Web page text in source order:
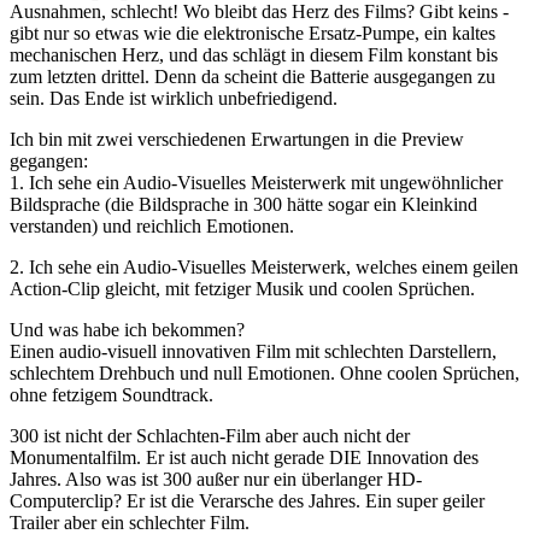
Ausnahmen, schlecht! Wo bleibt das Herz des Films? Gibt keins -
gibt nur so etwas wie die elektronische Ersatz-Pumpe, ein kaltes
mechanischen Herz, und das schlägt in diesem Film konstant bis
zum letzten drittel. Denn da scheint die Batterie ausgegangen zu
sein. Das Ende ist wirklich unbefriedigend.
Ich bin mit zwei verschiedenen Erwartungen in die Preview
gegangen:
1. Ich sehe ein Audio-Visuelles Meisterwerk mit ungewöhnlicher
Bildsprache (die Bildsprache in 300 hätte sogar ein Kleinkind
verstanden) und reichlich Emotionen.
2. Ich sehe ein Audio-Visuelles Meisterwerk, welches einem geilen
Action-Clip gleicht, mit fetziger Musik und coolen Sprüchen.
Und was habe ich bekommen?
Einen audio-visuell innovativen Film mit schlechten Darstellern,
schlechtem Drehbuch und null Emotionen. Ohne coolen Sprüchen,
ohne fetzigem Soundtrack.
300 ist nicht der Schlachten-Film aber auch nicht der
Monumentalfilm. Er ist auch nicht gerade DIE Innovation des
Jahres. Also was ist 300 außer nur ein überlanger HD-
Computerclip? Er ist die Verarsche des Jahres. Ein super geiler
Trailer aber ein schlechter Film.